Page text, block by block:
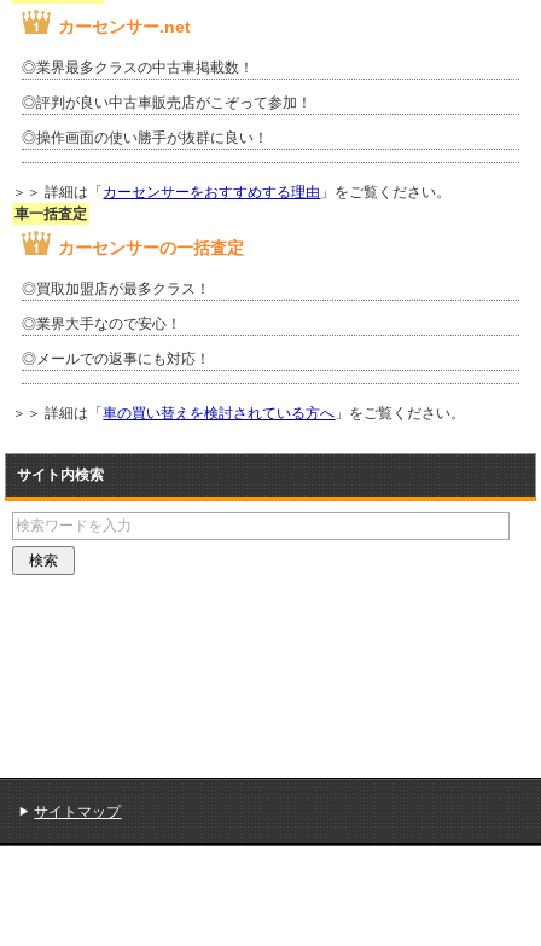
カーセンサー.net
◎業界最多クラスの中古車掲載数！
◎評判が良い中古車販売店がこぞって参加！
◎操作画面の使い勝手が抜群に良い！
＞＞ 詳細は「 カーセンサーをおすすめする理由 」をご覧ください。
車一括査定
カーセンサーの一括査定
◎買取加盟店が最多クラス！
◎業界大手なので安心！
◎メールでの返事にも対応！
＞＞ 詳細は「車の買い替えを検討されている方へ 」をご覧ください。
サイト内検索
サイトマップ